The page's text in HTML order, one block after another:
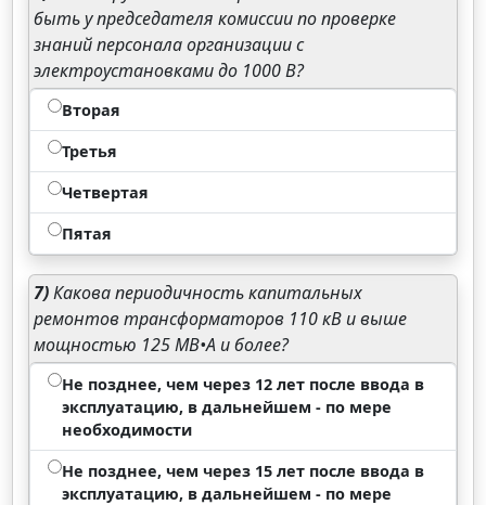
быть у председателя комиссии по проверке
знаний персонала организации с
электроустановками до 1000 В?
Вторая
Третья
Четвертая
Пятая
7)Какова периодичность капитальных
ремонтов трансформаторов 110 кВ и выше
мощностью 125 MB•А и более?
Не позднее, чем через 12 лет после ввода в
эксплуатацию, в дальнейшем - по мере
необходимости
Не позднее, чем через 15 лет после ввода в
эксплуатацию, в дальнейшем - по мере